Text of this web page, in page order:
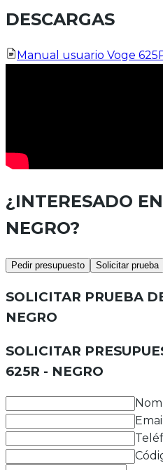
DESCARGAS
Manual usuario Voge
¿INTERESADO
NEGRO?
Pedir presupuesto Solicitar prueba
SOLICITAR PRUEBA
NEGRO
SOLICITAR
625R - NEGRO
Email